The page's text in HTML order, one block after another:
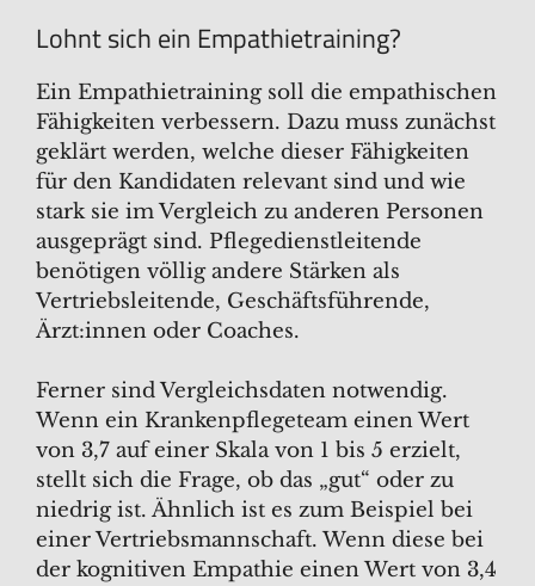
Lohnt sich ein Empathietraining?
Ein Empathietraining soll die empathischen
Fähigkeiten verbessern. Dazu muss zunächst
geklärt werden, welche dieser Fähigkeiten
für den Kandidaten relevant sind und wie
stark sie im Vergleich zu anderen Personen
ausgeprägt sind. Pflegedienstleitende
benötigen völlig andere Stärken als
Vertriebsleitende, Geschäftsführende,
Ärzt:innen oder Coaches.
Ferner sind Vergleichsdaten notwendig.
Wenn ein Krankenpflegeteam einen Wert
von 3,7 auf einer Skala von 1 bis 5 erzielt,
stellt sich die Frage, ob das „gut“ oder zu
niedrig ist. Ähnlich ist es zum Beispiel bei
einer Vertriebsmannschaft. Wenn diese bei
der kognitiven Empathie einen Wert von 3,4